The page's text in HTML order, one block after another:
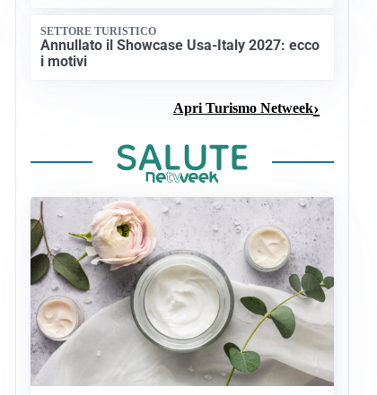
SETTORE TURISTICO
Annullato il Showcase Usa-Italy 2027: ecco
i motivi
Apri Turismo Netweek